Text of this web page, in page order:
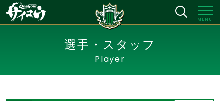
MENU
選手・スタッフ
Player